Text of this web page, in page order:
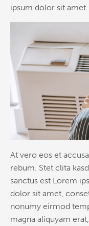
ipsum dolor sit amet.
At vero eos et
rebum. Stet clita
sanctus est Lorem
dolor sit amet,
nonumy eirmod
magna aliquyam